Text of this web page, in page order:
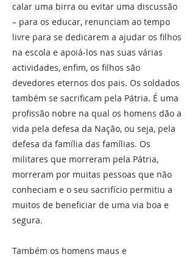
calar uma birra ou evitar uma discussão
– para os educar, renunciam ao tempo
livre para se dedicarem a ajudar os filhos
na escola e apoiá-los nas suas várias
actividades, enfim, os filhos são
devedores eternos dos pais. Os soldados
também se sacrificam pela Pátria. É uma
profissão nobre na qual os homens dão a
vida pela defesa da Nação, ou seja, pela
defesa da família das famílias. Os
militares que morreram pela Pátria,
morreram por muitas pessoas que não
conheciam e o seu sacrifício permitiu a
muitos de beneficiar de uma via boa e
segura.
Também os homens maus e